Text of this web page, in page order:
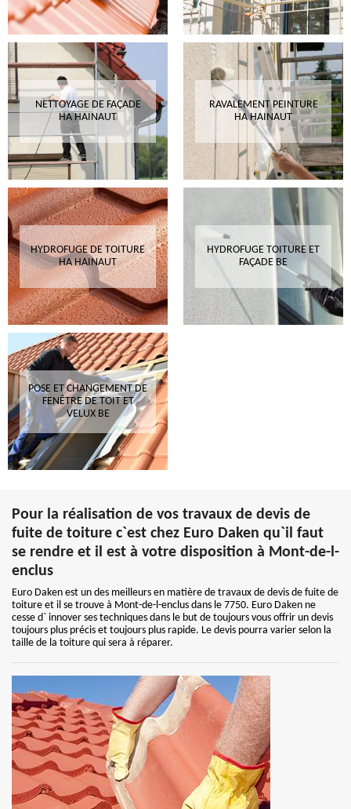
NETTOYAGE DE FAÇADE
HA HAINAUT
RAVALEMENT PEINTURE
HA HAINAUT
HYDROFUGE DE TOITURE
HA HAINAUT
HYDROFUGE TOITURE ET
FAÇADE BE
POSE ET CHANGEMENT DE
FENÊTRE DE TOIT ET
VELUX BE
Pour la réalisation de vos travaux de devis de
fuite de toiture c`est chez Euro Daken qu`il faut
se rendre et il est à votre disposition à Mont-de-l-
enclus
Euro Daken est un des meilleurs en matière de travaux de devis de fuite de
toiture et il se trouve à Mont-de-l-enclus dans le 7750. Euro Daken ne
cesse d` innover ses techniques dans le but de toujours vous offrir un devis
toujours plus précis et toujours plus rapide. Le devis pourra varier selon la
taille de la toiture qui sera à réparer.